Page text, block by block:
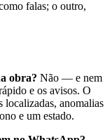
falas; o outro,
obra? Não — e nem
e os avisos. O
localizadas, anomalias
e um estado.